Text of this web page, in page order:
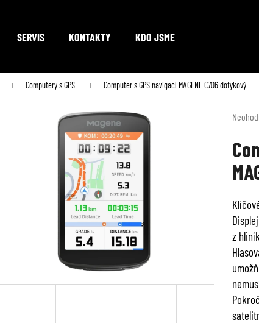
SERVIS KONTAKTY KDO JSME
Computery s GPS Computer s GPS navigací MAGENE C706 dotykový
produktu
je
0,0
z
z
potřebujete najít?
HLEDAT
Doporučujeme